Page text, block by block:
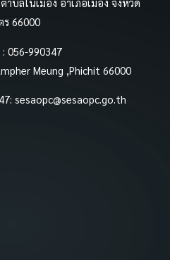
66000
056-990347
Meung ,Phichit 66000
sesaopc@sesaopc.go.th